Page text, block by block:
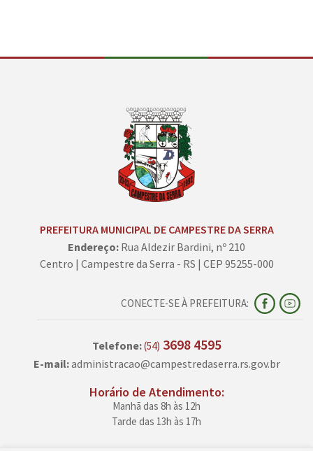
PREFEITURA MUNICIPAL DE CAMPESTRE DA SERRA
Endereço: Rua Aldezir Bardini, nº 210
Centro | Campestre da Serra - RS | CEP 95255-000
CONECTE-SE À PREFEITURA:
Telefone:(54) 3698 4595
E-mail:administracao@campestredaserra.rs.gov.br
Horário de Atendimento:
Manhã das 8h às 12h
Tarde das 13h às 17h